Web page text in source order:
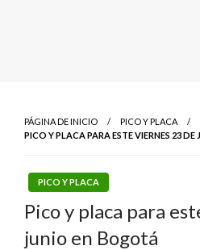
PÁGINA DE INICIO
PICO Y PLACA
PICO Y PLACA PARA ESTE VIERNES 23
PICO Y PLACA
Pico y placa para
junio en Bogotá